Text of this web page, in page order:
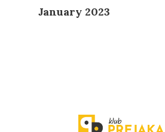
January 2023